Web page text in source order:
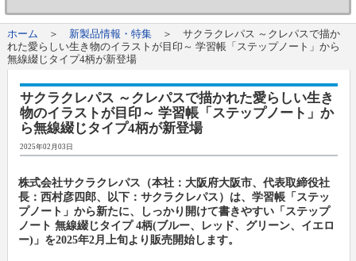
会社概要Company
広告掲載についてAdvertising
新聞購読申し込み Subscribe
コンテンツ
オフマガニュース
メーカー発信ニュースリリース
業界情報リンク集
メーカー
オフィスマガジン社について
ホーム ＞ 新製品情報・特集＞ サクラクレパス ～クレパスで描か
れた愛らしい生き物のイラストが目印～ 学習帳「ステップノート」から
無線綴じタイプ4柄が新登場
サクラクレパス ～クレパスで描かれた愛らしい生き
物のイラストが目印～ 学習帳「ステップノート」か
ら無線綴じタイプ4柄が新登場
2025年02月03日
株式会社サクラクレパス（本社：大阪府大阪市、代表取締役社
長：西村彦四郎、以下：サクラクレパス）は、学習帳「ステッ
プノート」から新たに、しっかり開けて書きやすい「ステップ
ノート 無線綴じタイプ 4柄(ブルー、レッド、グリーン、イエロ
ー)」を2025年2月上旬より販売開始します。